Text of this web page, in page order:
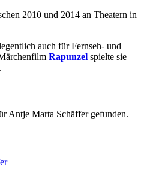
2010 und 2014 an Theatern in
auch für Fernseh- und
Rapunzel spielte sie
.
Antje Marta Schäffer gefunden.